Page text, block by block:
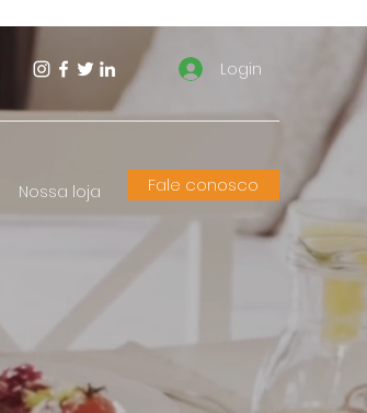
Login
Nossa loja Fale conosco